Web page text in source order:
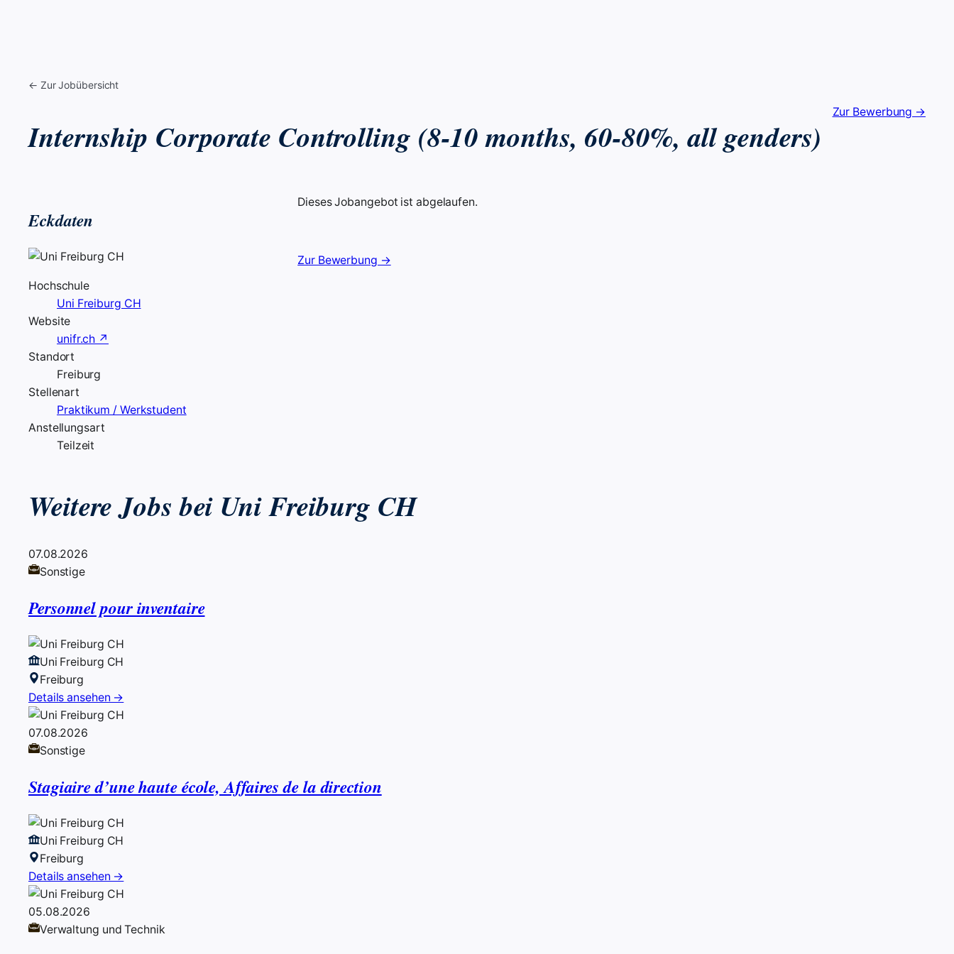
← Zur Jobübersicht
Internship Corporate Controlling (8-10 months, 60-80%, all genders)
Zur Bewerbung →
Eckdaten
Hochschule
Uni Freiburg CH
Website
unifr.ch ↗
Standort
Freiburg
Stellenart
Praktikum / Werkstudent
Anstellungsart
Teilzeit
Dieses Jobangebot ist abgelaufen.
Zur Bewerbung →
Weitere Jobs bei Uni Freiburg CH
07.08.2026
Sonstige
Personnel pour inventaire
Uni Freiburg CH
Freiburg
Details ansehen →
07.08.2026
Sonstige
Stagiaire d’une haute école, Affaires de la direction
Uni Freiburg CH
Freiburg
Details ansehen →
05.08.2026
Verwaltung und Technik